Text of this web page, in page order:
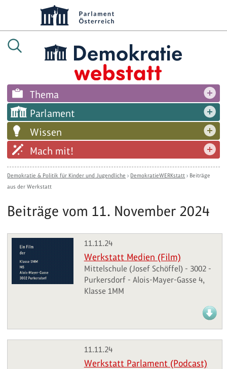
Thema
Parlament
Wissen
Mach mit!
Demokratie & Politik für Kinder und Jugendliche › DemokratieWERKstatt › Beiträge
aus der Werkstatt
Beiträge vom 11. November 2024
11.11.24
Werkstatt Medien (Film)
Mittelschule (Josef Schöffel) - 3002 -
Purkersdorf - Alois-Mayer-Gasse 4,
Klasse 1MM
11.11.24
Werkstatt Parlament (Podcast)